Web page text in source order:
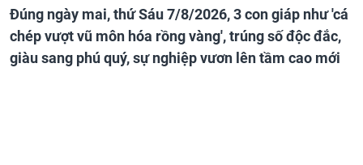
Đúng ngày mai, thứ Sáu 7/8/2026, 3 con giáp như 'cá
chép vượt vũ môn hóa rồng vàng', trúng số độc đắc,
giàu sang phú quý, sự nghiệp vươn lên tầm cao mới